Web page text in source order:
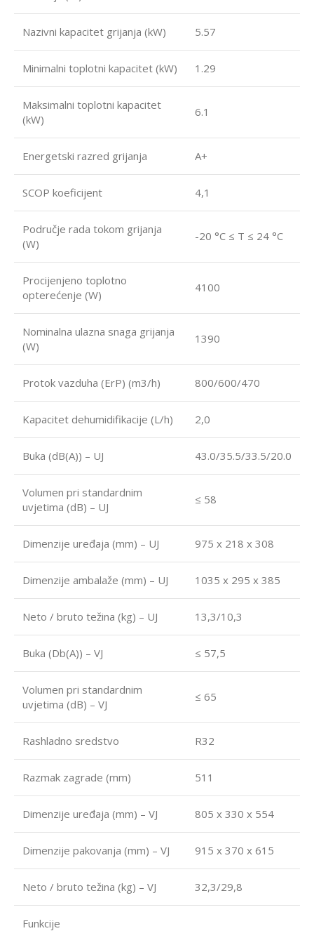
Nazivni kapacitet grijanja (kW) 5.57
Minimalni toplotni kapacitet (kW) 1.29
Maksimalni toplotni kapacitet
(kW)
6.1
Energetski razred grijanja A+
SCOP koeficijent 4,1
Područje rada tokom grijanja
(W)
-20 °C ≤ T ≤ 24 °C
Procijenjeno toplotno
opterećenje (W)
4100
Nominalna ulazna snaga grijanja
(W)
1390
Protok vazduha (ErP) (m3/h) 800/600/470
Kapacitet dehumidifikacije (L/h) 2,0
Buka (dB(A)) – UJ 43.0/35.5/33.5/20.0
Volumen pri standardnim
uvjetima (dB) – UJ
≤ 58
Dimenzije uređaja (mm) – UJ 975 x 218 x 308
Dimenzije ambalaže (mm) – UJ 1035 x 295 x 385
Neto / bruto težina (kg) – UJ 13,3/10,3
Buka (Db(A)) – VJ ≤ 57,5
Volumen pri standardnim
uvjetima (dB) – VJ
≤ 65
Rashladno sredstvo R32
Razmak zagrade (mm) 511
Dimenzije uređaja (mm) – VJ 805 x 330 x 554
Dimenzije pakovanja (mm) – VJ 915 x 370 x 615
Neto / bruto težina (kg) – VJ 32,3/29,8
Funkcije